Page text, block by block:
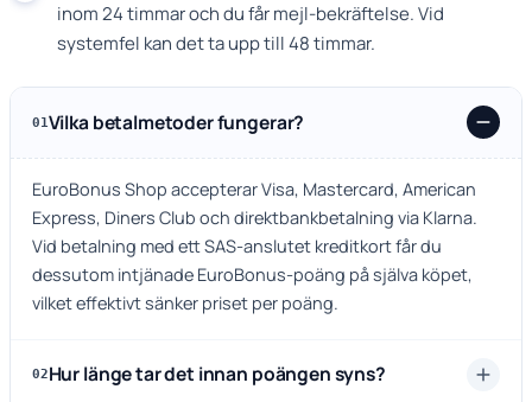
inom 24 timmar och du får mejl-bekräftelse. Vid
systemfel kan det ta upp till 48 timmar.
01Vilka betalmetoder fungerar?
EuroBonus Shop accepterar Visa, Mastercard, American
Express, Diners Club och direktbankbetalning via Klarna.
Vid betalning med ett SAS-anslutet kreditkort får du
dessutom intjänade EuroBonus-poäng på själva köpet,
vilket effektivt sänker priset per poäng.
02Hur länge tar det innan poängen syns?